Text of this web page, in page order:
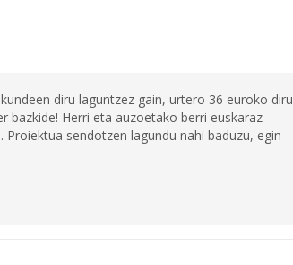
diru laguntzez gain, urtero 36 euroko diru
bazkide! Herri eta auzoetako berri euskaraz
sendotzen lagundu nahi baduzu, egin